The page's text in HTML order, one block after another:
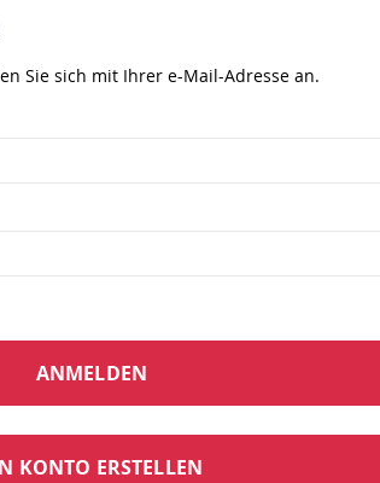
Sie sich mit Ihrer e-Mail-Adresse an.
ANMELDEN
KONTO ERSTELLEN